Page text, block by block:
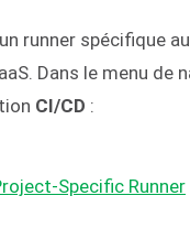
runner spécifique
Dans le menu
CI/CD :